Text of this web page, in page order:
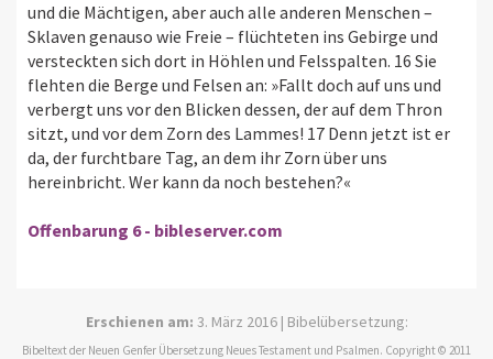
und die Mächtigen, aber auch alle anderen Menschen –
Sklaven genauso wie Freie – flüchteten ins Gebirge und
versteckten sich dort in Höhlen und Felsspalten. 16 Sie
flehten die Berge und Felsen an: »Fallt doch auf uns und
verbergt uns vor den Blicken dessen, der auf dem Thron
sitzt, und vor dem Zorn des Lammes! 17 Denn jetzt ist er
da, der furchtbare Tag, an dem ihr Zorn über uns
hereinbricht. Wer kann da noch bestehen?«
Offenbarung 6 - bibleserver.com
Erschienen am: 3. März 2016 | Bibelübersetzung:
Bibeltext der Neuen Genfer Übersetzung Neues Testament und Psalmen. Copyright © 2011